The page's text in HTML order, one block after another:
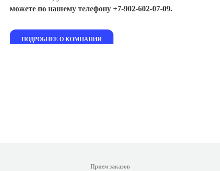
можете по нашему телефону +7-902-602-07-09.
ПОДРОБНЕЕ О КОМПАНИИ
Прием заказов